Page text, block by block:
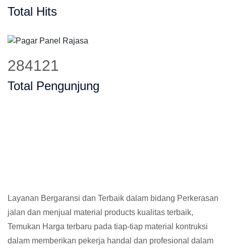
Total Hits
366224
Total Pengunjung
Layanan Bergaransi dan Terbaik dalam bidang Perkerasan
jalan dan menjual material products kualitas terbaik,
Temukan Harga terbaru pada tiap-tiap material kontruksi
dalam memberikan pekerja handal dan profesional dalam